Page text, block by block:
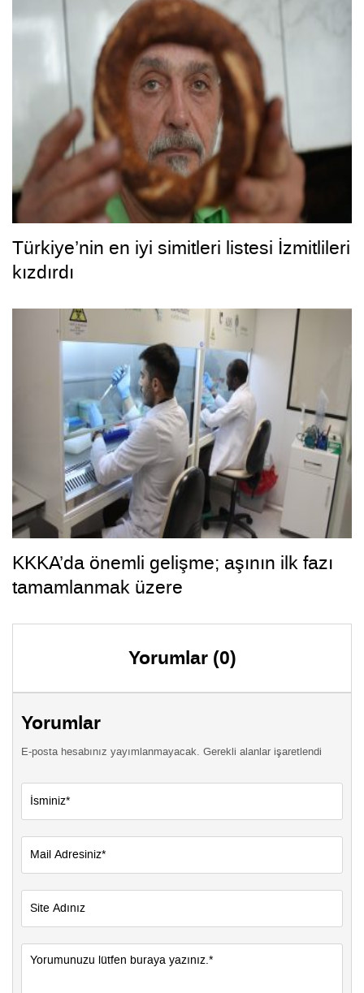
Türkiye’nin en iyi simitleri listesi İzmitlileri
kızdırdı
KKKA’da önemli gelişme; aşının ilk fazı
tamamlanmak üzere
Yorumlar (0)
Yorumlar
E-posta hesabınız yayımlanmayacak. Gerekli alanlar işaretlendi